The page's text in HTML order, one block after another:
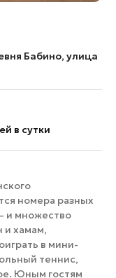
Бабино, улица
в сутки
номера разных
и множество
и хамам,
в мини-
теннис,
Юным гостям